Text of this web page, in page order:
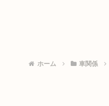
ホーム 車関係